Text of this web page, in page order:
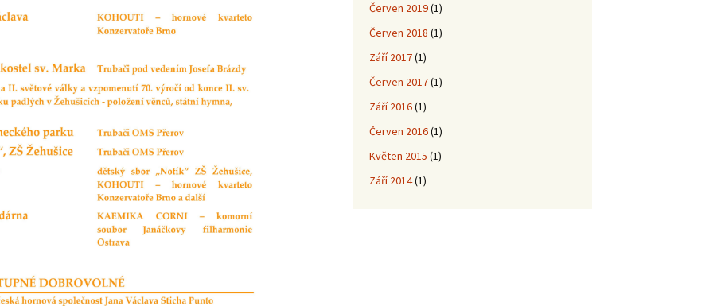
Červen 2019(1)
Červen 2018 (1)
Září 2017(1)
Červen 2017(1)
Září 2016(1)
Červen 2016(1)
Květen 2015 (1)
Září 2014(1)